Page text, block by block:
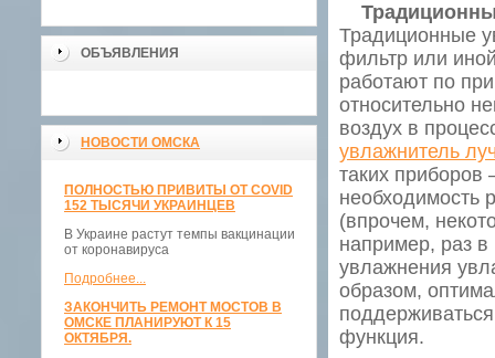
ОБЪЯВЛЕНИЯ
НОВОСТИ ОМСКА
ПОЛНОСТЬЮ ПРИВИТЫ ОТ COVID
152 ТЫСЯЧИ УКРАИНЦЕВ
В Украине растут темпы вакцинации
от коронавируса
Подробнее...
ЗАКОНЧИТЬ РЕМОНТ МОСТОВ В
ОМСКЕ ПЛАНИРУЮТ К 15
ОКТЯБРЯ.
Традиционные
фильтр или
работают по
относительно
воздух в
увлажнитель
таких приборов
необходимость
(впрочем,
например, раз
увлажнения
образом,
функция.